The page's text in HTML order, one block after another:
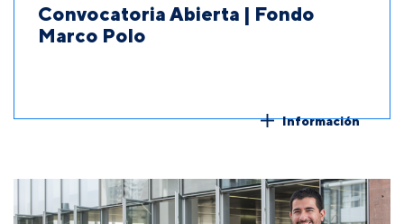
Convocatoria Abierta | Fondo
Marco Polo
Información